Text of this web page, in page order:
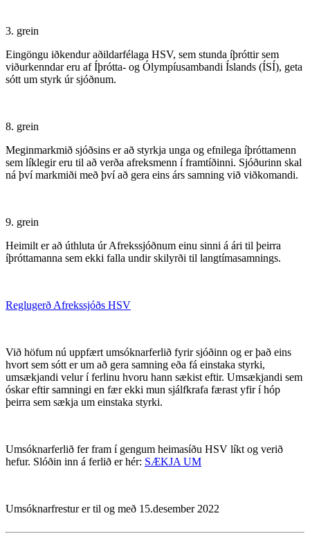
3. grein
Eingöngu iðkendur aðildarfélaga HSV, sem stunda íþróttir sem
viðurkenndar eru af Íþrótta- og Ólympíusambandi Íslands (ÍSÍ), geta
sótt um styrk úr sjóðnum.
8. grein
Meginmarkmið sjóðsins er að styrkja unga og efnilega íþróttamenn
sem líklegir eru til að verða afreksmenn í framtíðinni. Sjóðurinn skal
ná því markmiði með því að gera eins árs samning við viðkomandi.
9. grein
Heimilt er að úthluta úr Afrekssjóðnum einu sinni á ári til þeirra
íþróttamanna sem ekki falla undir skilyrði til langtímasamnings.
Reglugerð Afrekssjóðs HSV
Við höfum nú uppfært umsóknarferlið fyrir sjóðinn og er það eins
hvort sem sótt er um að gera samning eða fá einstaka styrki,
umsækjandi velur í ferlinu hvoru hann sækist eftir. Umsækjandi sem
óskar eftir samningi en fær ekki mun sjálfkrafa færast yfir í hóp
þeirra sem sækja um einstaka styrki.
Umsóknarferlið fer fram í gengum heimasíðu HSV líkt og verið
hefur. Slóðin inn á ferlið er hér: SÆKJA UM
Umsóknarfrestur er til og með 15.desember 2022